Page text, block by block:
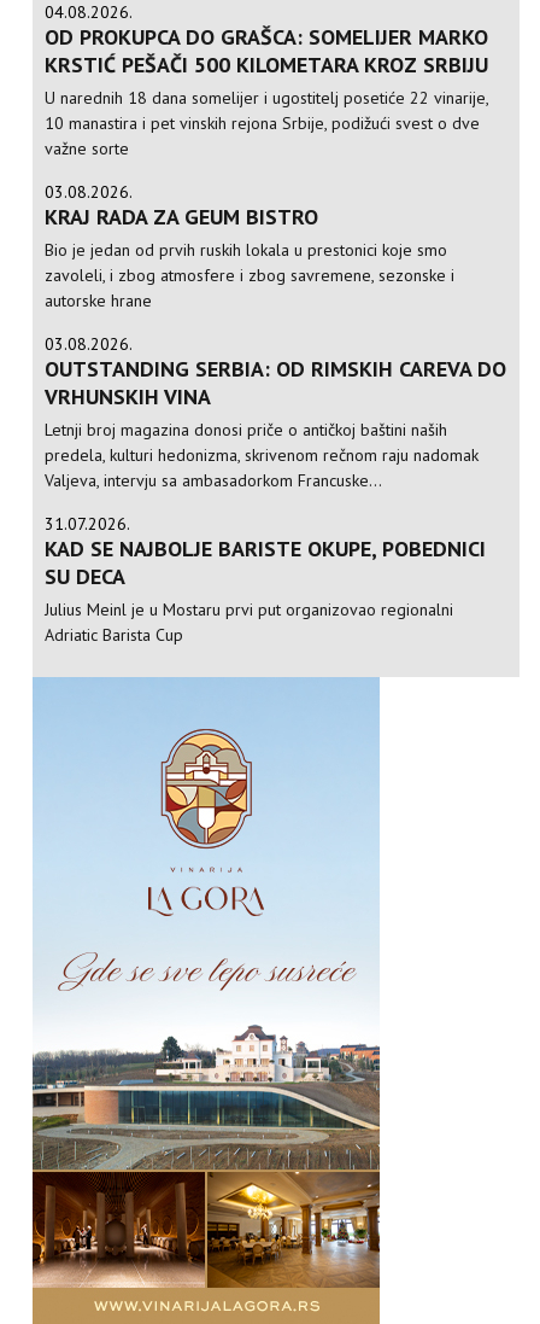
04.08.2026.
OD PROKUPCA DO GRAŠCA: SOMELIJER MARKO
KRSTIĆ PEŠAČI 500 KILOMETARA KROZ SRBIJU
U narednih 18 dana somelijer i ugostitelj posetiće 22 vinarije,
10 manastira i pet vinskih rejona Srbije, podižući svest o dve
važne sorte
03.08.2026.
KRAJ RADA ZA GEUM BISTRO
Bio je jedan od prvih ruskih lokala u prestonici koje smo
zavoleli, i zbog atmosfere i zbog savremene, sezonske i
autorske hrane
03.08.2026.
OUTSTANDING SERBIA: OD RIMSKIH CAREVA DO
VRHUNSKIH VINA
Letnji broj magazina donosi priče o antičkoj baštini naših
predela, kulturi hedonizma, skrivenom rečnom raju nadomak
Valjeva, intervju sa ambasadorkom Francuske...
31.07.2026.
KAD SE NAJBOLJE BARISTE OKUPE, POBEDNICI
SU DECA
Julius Meinl je u Mostaru prvi put organizovao regionalni
Adriatic Barista Cup